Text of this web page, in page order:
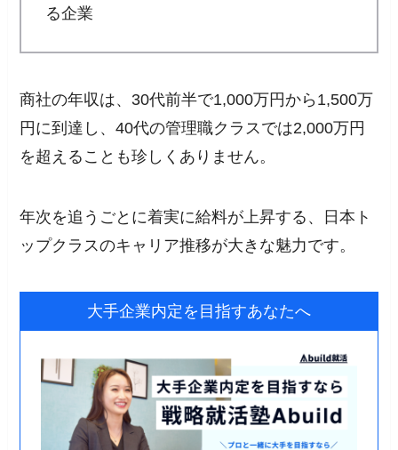
る企業
商社の年収は、30代前半で1,000万円から1,500万
円に到達し、40代の管理職クラスでは2,000万円
を超えることも珍しくありません。
年次を追うごとに着実に給料が上昇する、日本ト
ップクラスのキャリア推移が大きな魅力です。
大手企業内定を目指すあなたへ